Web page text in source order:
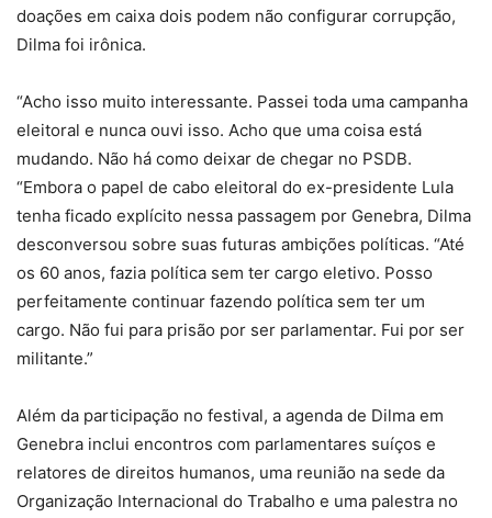
doações em caixa dois podem não configurar corrupção,
Dilma foi irônica.
“Acho isso muito interessante. Passei toda uma campanha
eleitoral e nunca ouvi isso. Acho que uma coisa está
mudando. Não há como deixar de chegar no PSDB.
“Embora o papel de cabo eleitoral do ex-presidente Lula
tenha ficado explícito nessa passagem por Genebra, Dilma
desconversou sobre suas futuras ambições políticas. “Até
os 60 anos, fazia política sem ter cargo eletivo. Posso
perfeitamente continuar fazendo política sem ter um
cargo. Não fui para prisão por ser parlamentar. Fui por ser
militante.”
Além da participação no festival, a agenda de Dilma em
Genebra inclui encontros com parlamentares suíços e
relatores de direitos humanos, uma reunião na sede da
Organização Internacional do Trabalho e uma palestra no